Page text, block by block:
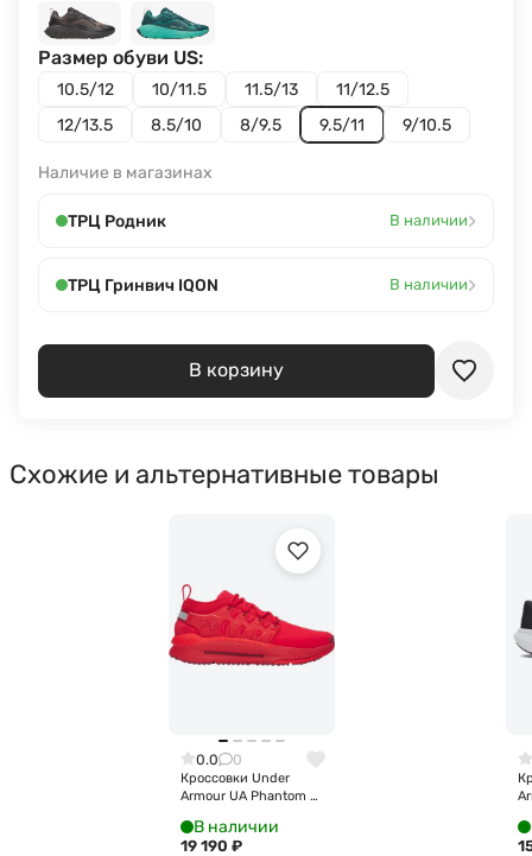
10.5/12 10/11.5 11.5/13
11/12.5
12/13.5
8.5/10 8/9.5 9.5/11 9/10.5
Размер обуви US:
Наличие в магазинах
ТРЦ Родник В наличии›
ТРЦ Гринвич IQON В наличии›
В корзину
Схожие и альтернативные товары
0.0 0
Кроссовки Under
Armour UA Phantom X
В наличии
19 190 ₽